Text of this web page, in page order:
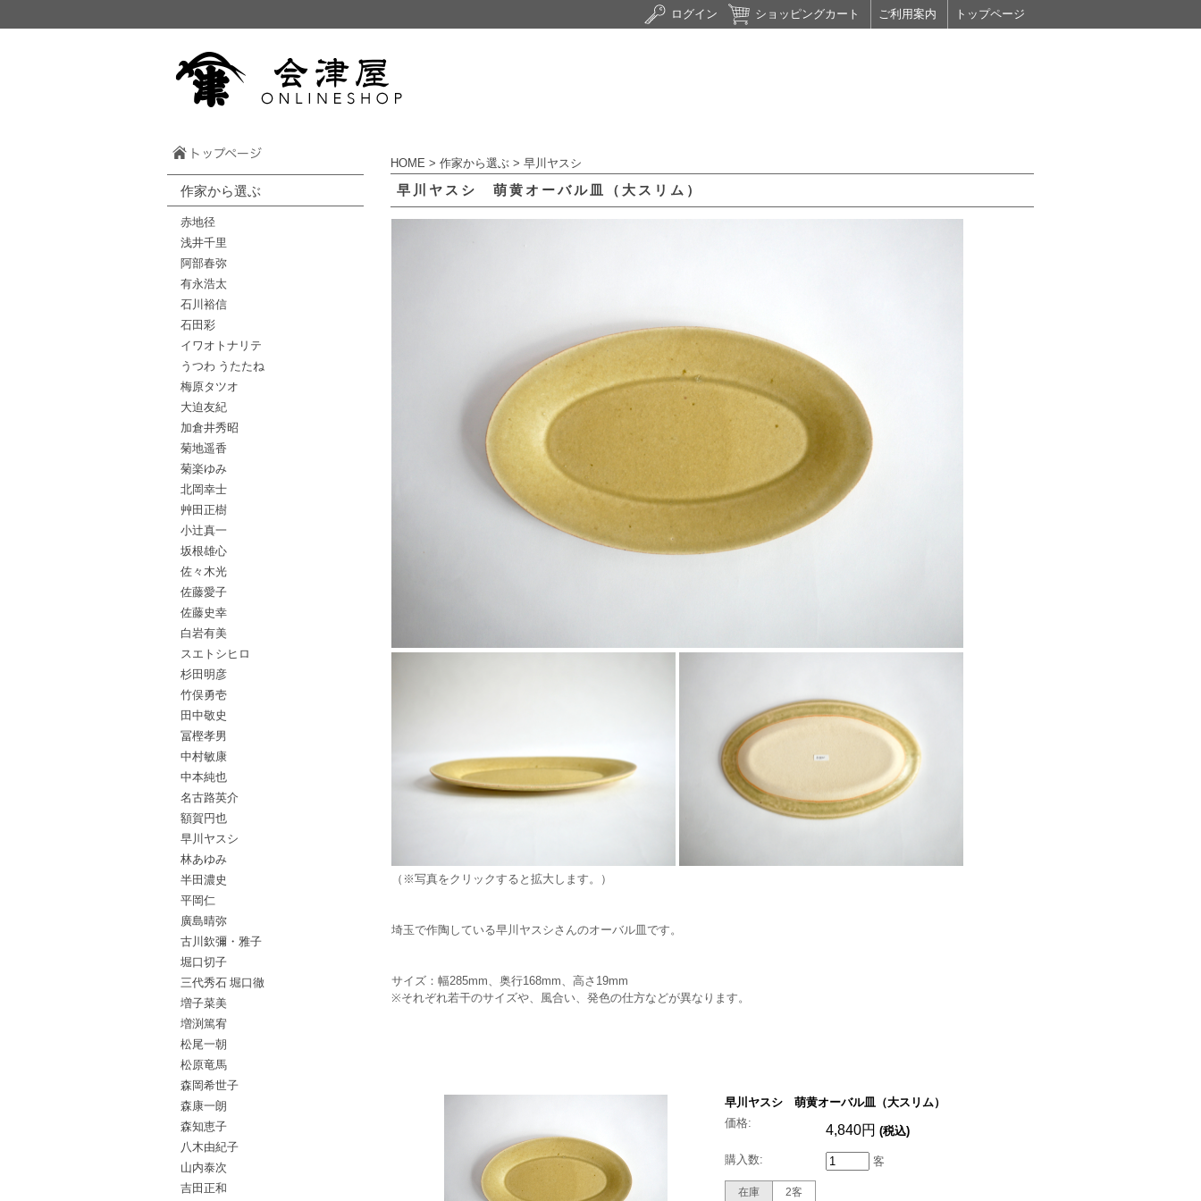
ログイン ショッピングカート ご利用案内 トップページ
作家から選ぶ
赤地径
浅井千里
阿部春弥
有永浩太
石川裕信
石田彩
イワオトナリテ
うつわ うたたね
梅原タツオ
大迫友紀
加倉井秀昭
菊地遥香
菊楽ゆみ
北岡幸士
艸田正樹
小辻真一
坂根雄心
佐々木光
佐藤愛子
佐藤史幸
白岩有美
スエトシヒロ
杉田明彦
竹俣勇壱
田中敬史
冨樫孝男
中村敏康
中本純也
名古路英介
額賀円也
早川ヤスシ
林あゆみ
半田濃史
平岡仁
廣島晴弥
古川欽彌・雅子
堀口切子
三代秀石 堀口徹
増子菜美
増渕篤宥
松尾一朝
松原竜馬
森岡希世子
森康一朗
森知恵子
八木由紀子
山内泰次
吉田正和
HOME > 作家から選ぶ > 早川ヤスシ
早川ヤスシ 萌黄オーバル皿（大スリム）
（※写真をクリックすると拡大します。）
埼玉で作陶している早川ヤスシさんのオーバル皿です。
サイズ：幅285mm、奥行168mm、高さ19mm
※それぞれ若干のサイズや、風合い、発色の仕方などが異なります。
早川ヤスシ 萌黄オーバル皿（大スリム）
価格:
4,840円 (税込)
購入数: 客
在庫 2客